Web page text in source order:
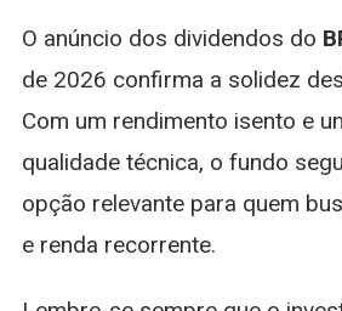
O anúncio dos dividendos do
de 2026 confirma a solidez
Com um rendimento isento e
qualidade técnica, o fundo
opção relevante para quem
e renda recorrente.